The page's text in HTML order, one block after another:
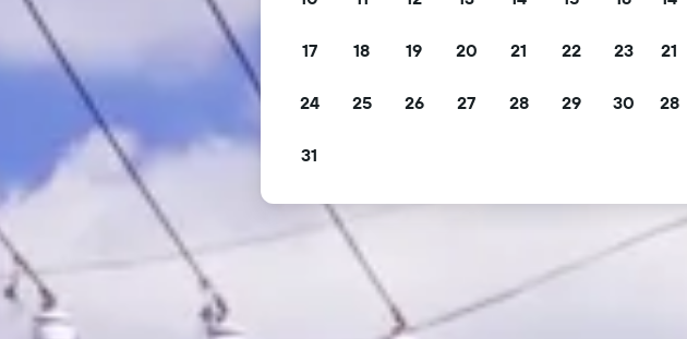
17 18 19 20 21 22 23
24 25 26 27 28 29 30
31
21
28